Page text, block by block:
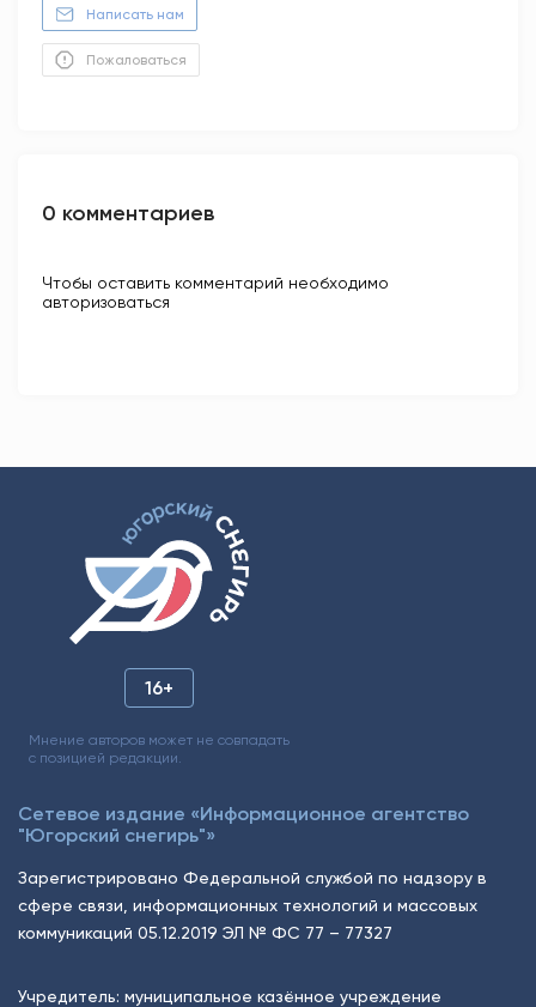
Написать нам
Пожаловаться
0 комментариев
Чтобы оставить комментарий необходимо
авторизоваться
16+
Мнение авторов может не совпадать
с позицией редакции.
Сетевое издание «Информационное агентство
"Югорский снегирь"»
Зарегистрировано Федеральной службой по надзору в
сфере связи, информационных технологий и массовых
коммуникаций 05.12.2019 ЭЛ № ФС 77 – 77327
Учредитель: муниципальное казённое учреждение